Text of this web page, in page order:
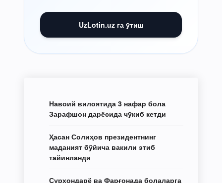
UzLotin.uz га ўтиш
Навоий вилоятида 3 нафар бола
Зарафшон дарёсида чўкиб кетди
Ҳасан Солиҳов президентнинг
маданият бўйича вакили этиб
тайинланди
Сурхондарё ва Фарғонада болаларга